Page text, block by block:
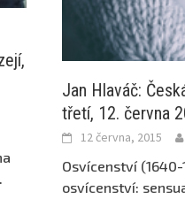
Jan Hlaváč:
třetí, 12. června
12 června, 2015
Osvícenství
osvícenství: